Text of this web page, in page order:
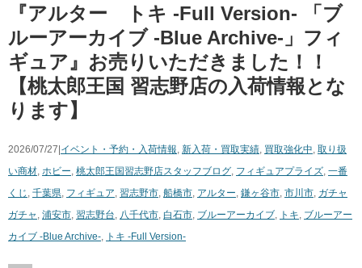
『アルター トキ ​-Full ​Version- ​「ブ
ルーアーカイブ ​-Blue ​Archive-」フィ
ギュア』お売りいただきました！！
【桃太郎王国 習志野店の入荷情報とな
ります】
2026/07/27|イベント・予約・入荷情報 新入荷・買取実績 買取強化中 取り扱
い商材 ホビー 桃太郎王国習志野店スタッフブログ フィギュアプライズ 一番
くじ 千葉県 フィギュア 習志野市 船橋市 アルター 鎌ヶ谷市 市川市 ガチャ
ガチャ 浦安市 習志野台 八千代市 白石市 ブルーアーカイブ トキ ブルーアー
カイブ ​-Blue ​Archive-
トキ ​-Full ​Version-